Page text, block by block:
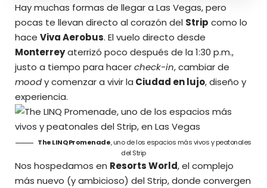
Hay muchas formas de llegar a Las Vegas, pero
pocas te llevan directo al corazón del Strip como lo
hace Viva Aerobus. El vuelo directo desde
Monterreyaterrizó poco después de la 1:30 p.m.,
justo a tiempo para hacercheck-in, cambiar de
moody comenzar a vivir la Ciudad en lujo, diseño y
experiencia.
The LINQ Promenade, uno de los espacios más vivos y peatonales
del Strip
Nos hospedamos en Resorts World, el complejo
más nuevo (y ambicioso) del Strip, donde convergen